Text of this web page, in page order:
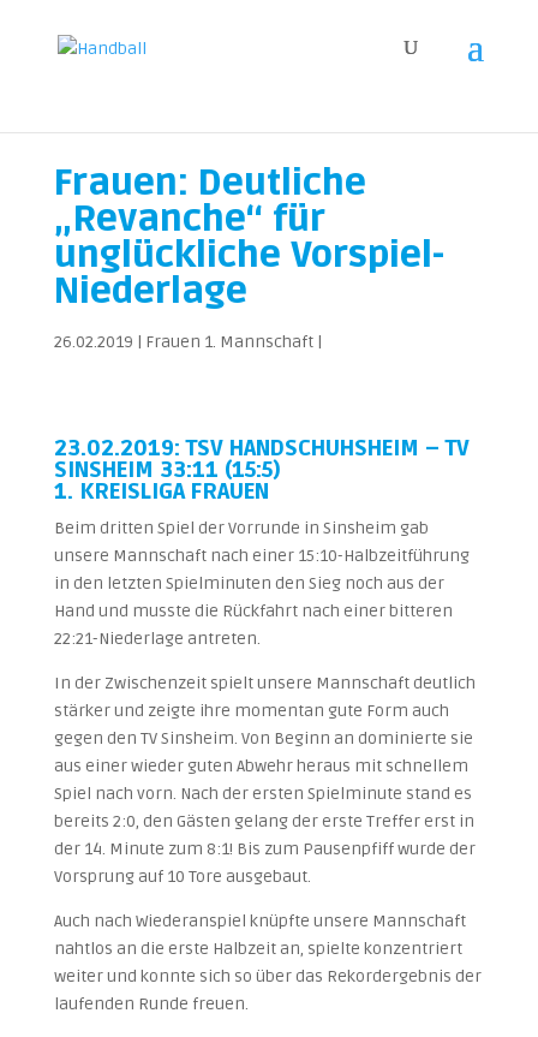
Frauen: Deutliche
„Revanche“ für
unglückliche Vorspiel-
Niederlage
26.02.2019 | Frauen 1. Mannschaft|
23.02.2019: TSV HANDSCHUHSHEIM – TV
SINSHEIM 33:11 (15:5)
1. KREISLIGA FRAUEN
Beim dritten Spiel der Vorrunde in Sinsheim gab
unsere Mannschaft nach einer 15:10-Halbzeitführung
in den letzten Spielminuten den Sieg noch aus der
Hand und musste die Rückfahrt nach einer bitteren
22:21-Niederlage antreten.
In der Zwischenzeit spielt unsere Mannschaft deutlich
stärker und zeigte ihre momentan gute Form auch
gegen den TV Sinsheim. Von Beginn an dominierte sie
aus einer wieder guten Abwehr heraus mit schnellem
Spiel nach vorn. Nach der ersten Spielminute stand es
bereits 2:0, den Gästen gelang der erste Treffer erst in
der 14. Minute zum 8:1! Bis zum Pausenpfiff wurde der
Vorsprung auf 10 Tore ausgebaut.
Auch nach Wiederanspiel knüpfte unsere Mannschaft
nahtlos an die erste Halbzeit an, spielte konzentriert
weiter und konnte sich so über das Rekordergebnis der
laufenden Runde freuen.